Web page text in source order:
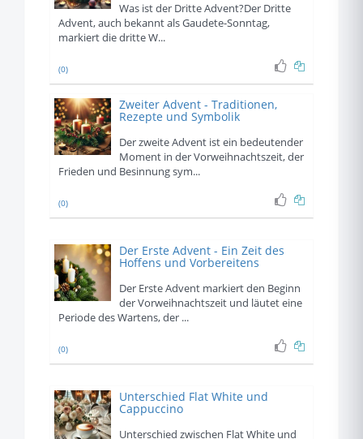
Was ist der Dritte Advent?Der Dritte
Advent, auch bekannt als Gaudete-Sonntag,
markiert die dritte W...
(0)
Zweiter Advent - Traditionen,
Rezepte und Symbolik
Der zweite Advent ist ein bedeutender
Moment in der Vorweihnachtszeit, der
Frieden und Besinnung sym...
(0)
Der Erste Advent - Ein Zeit des
Hoffens und Vorbereitens
Der Erste Advent markiert den Beginn
der Vorweihnachtszeit und läutet eine
Periode des Wartens, der ...
(0)
Unterschied Flat White und
Cappuccino
Unterschied zwischen Flat White und